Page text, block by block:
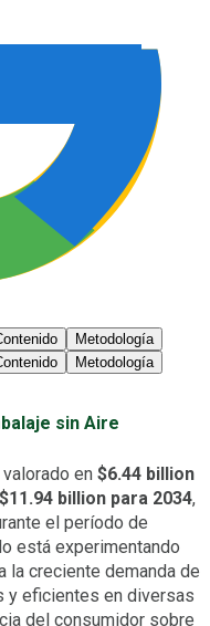
Metodología
Metodología
sin Aire
en $6.44 billion
$11.94 billion para 2034,
el período de
está experimentando
la creciente demanda de
y eficientes en diversas
del consumidor sobre